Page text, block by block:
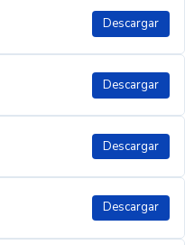
Descargar
Descargar
Descargar
Descargar